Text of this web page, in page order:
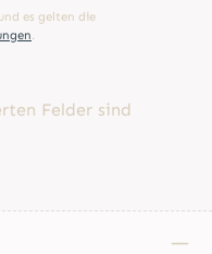
es gelten die
.
Felder sind